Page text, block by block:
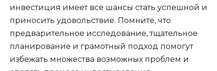
инвестиция имеет все шансы стать успешной и
приносить удовольствие. Помните, что
предварительное исследование, тщательное
планирование и грамотный подход помогут
избежать множества возможных проблем и